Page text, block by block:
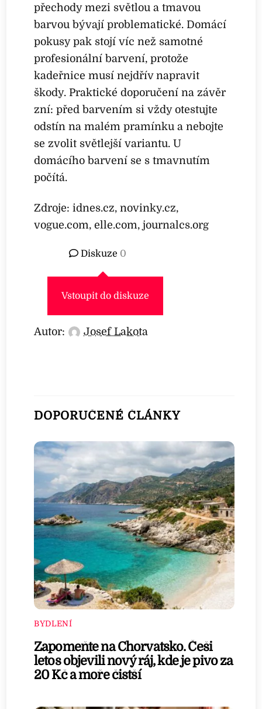
přechody mezi světlou a tmavou
barvou bývají problematické. Domácí
pokusy pak stojí víc než samotné
profesionální barvení, protože
kadeřnice musí nejdřív napravit
škody. Praktické doporučení na závěr
zní: před barvením si vždy otestujte
odstín na malém pramínku a nebojte
se zvolit světlejší variantu. U
domácího barvení se s tmavnutím
počítá.
Zdroje: idnes.cz, novinky.cz,
vogue.com, elle.com, journalcs.org
Diskuze 0
Vstoupit do diskuze
Autor: Josef Lakota
DOPORUČENÉ ČLÁNKY
BYDLENÍ
Zapomeňte na Chorvatsko. Češi
letos objevili nový ráj, kde je pivo za
20 Kč a moře čistší